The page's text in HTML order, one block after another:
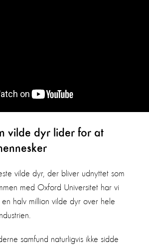
vilde dyr lider for at
vilde dyr, der bliver udnyttet som
med Oxford Universitet har vi
halv million vilde dyr over hele
samfund naturligvis ikke sidde